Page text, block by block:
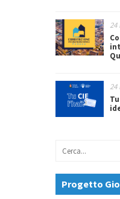
24
24
Progetto